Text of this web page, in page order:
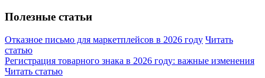
Полезные статьи
Отказное письмо для маркетплейсов в 2026 году Читать
статью
Регистрация товарного знака в 2026 году: важные изменения
Читать статью